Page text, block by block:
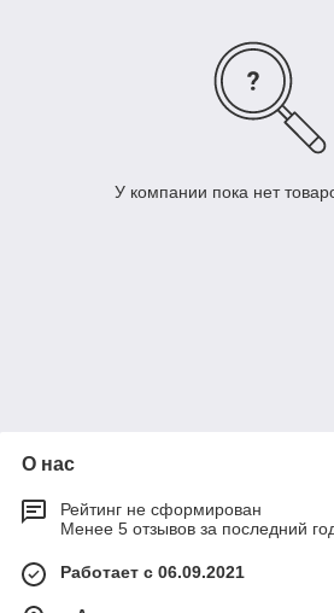
У компании пока нет
О нас
Рейтинг не сформирован
Менее 5 отзывов за последний
Работает с 06.09.2021